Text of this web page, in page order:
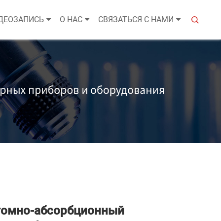
О НАС СВЯЗАТЬСЯ С НАМИ
абсорбционный